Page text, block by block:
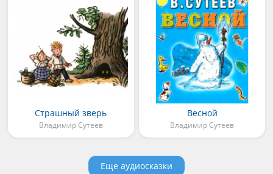
Страшный зверь
Владимир Сутеев
Весной
Владимир Сутеев
Еще аудиосказки